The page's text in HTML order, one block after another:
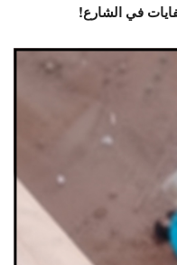
في الشارع!